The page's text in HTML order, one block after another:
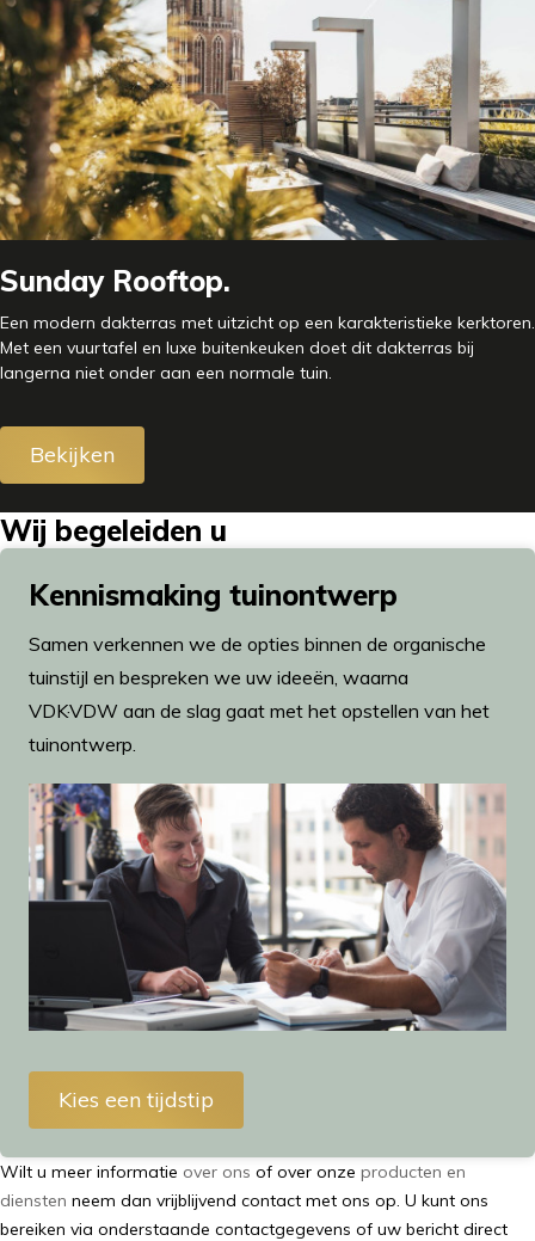
Sunday Rooftop.
Een modern dakterras met uitzicht op een karakteristieke kerktoren.
Met een vuurtafel en luxe buitenkeuken doet dit dakterras bij
langerna niet onder aan een normale tuin.
Bekijken
Wij begeleiden u
Kennismaking tuinontwerp
Samen verkennen we de opties binnen de organische
tuinstijl en bespreken we uw ideeën, waarna
VDK·VDW aan de slag gaat met het opstellen van het
tuinontwerp.
Kies een tijdstip
Wilt u meer informatie over ons of over onze producten en
diensten neem dan vrijblijvend contact met ons op. U kunt ons
bereiken via onderstaande contactgegevens of uw bericht direct